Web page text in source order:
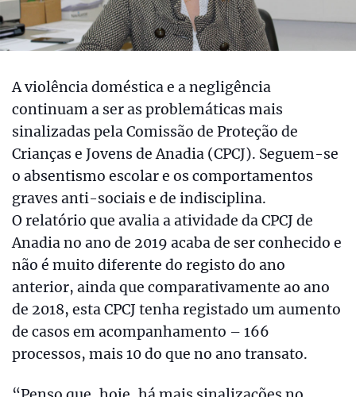
A violência doméstica e a negligência
continuam a ser as problemáticas mais
sinalizadas pela Comissão de Proteção de
Crianças e Jovens de Anadia (CPCJ). Seguem-se
o absentismo escolar e os comportamentos
graves anti-sociais e de indisciplina.
O relatório que avalia a atividade da CPCJ de
Anadia no ano de 2019 acaba de ser conhecido e
não é muito diferente do registo do ano
anterior, ainda que comparativamente ao ano
de 2018, esta CPCJ tenha registado um aumento
de casos em acompanhamento – 166
processos, mais 10 do que no ano transato.